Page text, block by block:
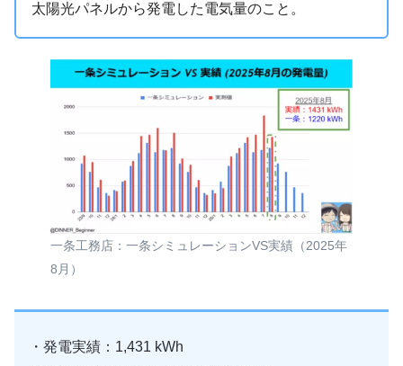
太陽光パネルから発電した電気量のこと。
一条工務店：一条シミュレーションVS実績（2025年
8月）
・発電実績：1,431 kWh